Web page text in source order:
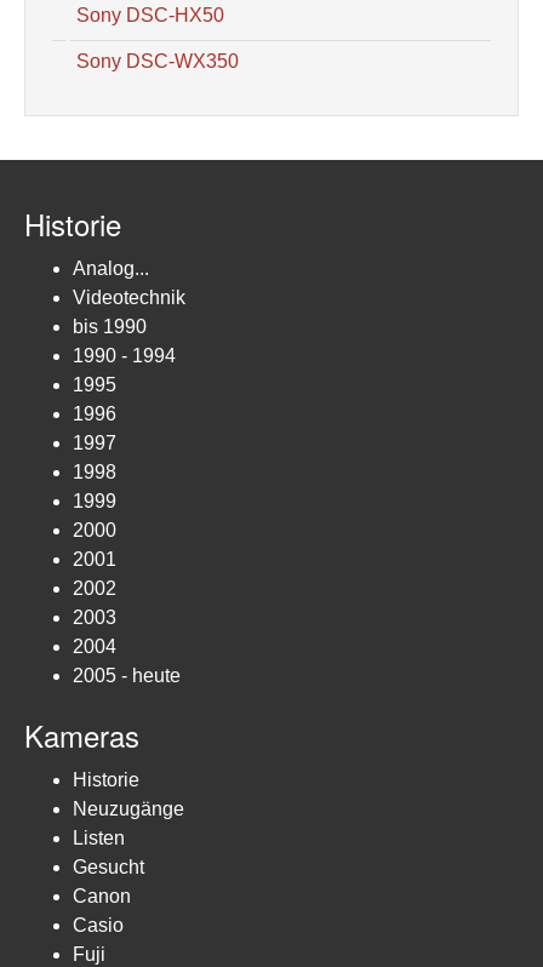
Sony DSC-HX50
Sony DSC-WX350
Historie
Analog...
Videotechnik
bis 1990
1990 - 1994
1995
1996
1997
1998
1999
2000
2001
2002
2003
2004
2005 - heute
Kameras
Historie
Neuzugänge
Listen
Gesucht
Canon
Casio
Fuji